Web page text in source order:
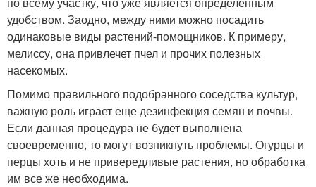
удобством. Заодно, между ними можно посадить
одинаковые виды растений-помощников. К примеру,
мелиссу, она привлечет пчел и прочих полезных
насекомых.
Помимо правильного подобранного соседства культур,
важную роль играет еще дезинфекция семян и почвы.
Если данная процедура не будет выполнена
своевременно, то могут возникнуть проблемы. Огурцы и
перцы хоть и не привередливые растения, но обработка
им все же необходима.